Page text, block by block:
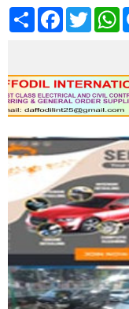
Share FacebookTwitter